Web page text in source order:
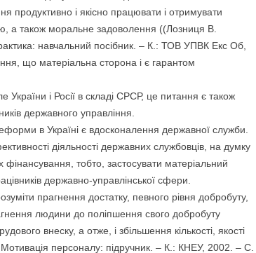
продуктивно і якісно працювати і отримувати
а також моральне задоволення ((Лозниця В.
навчальний посібник. – К.: ТОВ УПВК Екс Об,
що матеріальна сторона і є гарантом
і Росії в складі СРСР, це питання є також
державного управління.
в Україні є вдосконалення державної служби.
діяльності державних службовців, на думку
фінансування, тобто, застосувати матеріальний
державно-управлінської сфери.
прагнення достатку, певного рівня добробуту,
людини до поліпшення свого добробуту
внеску, а отже, і збільшення кількості, якості
Мотивація персоналу: підручник. – К.: КНЕУ, 2002. – С.